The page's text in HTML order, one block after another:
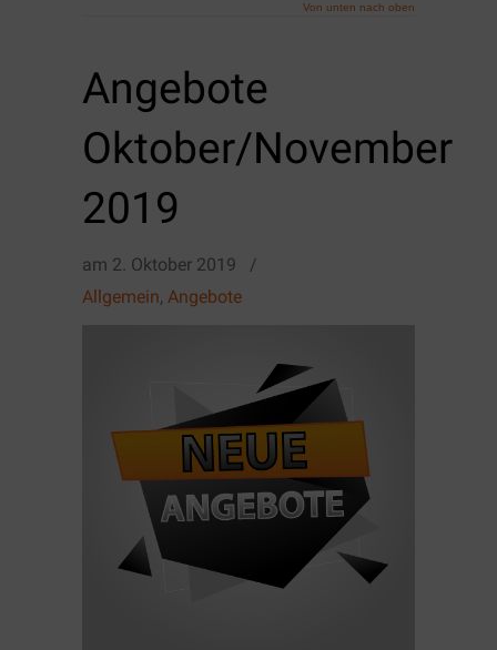
Von unten nach oben
Angebote
Oktober/November
2019
am 2. Oktober 2019
/
Allgemein, Angebote